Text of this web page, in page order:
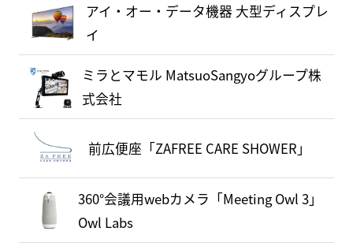
アイ・オー・データ機器 大型ディスプレ
イ
ミラとマモル MatsuoSangyoグループ株
式会社
前広便座「ZAFREE CARE SHOWER」
360°会議用webカメラ「Meeting Owl 3」
Owl Labs